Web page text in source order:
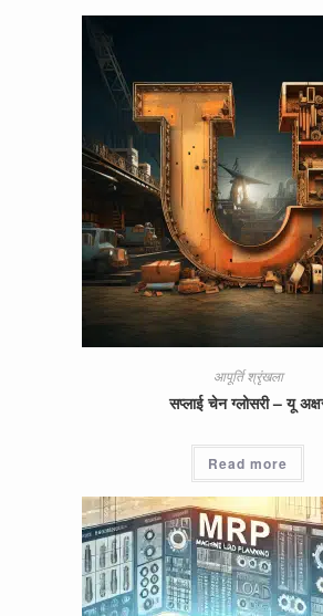
आपूर्ति श्रृंखला
सप्लाई चेन ग्लोसरी – यू
Read more